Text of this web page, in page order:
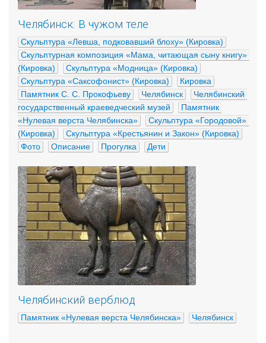
Челябинск. В чужом теле
Скульптура «Левша, подковавший блоху» (Кировка)
Скульптурная композиция «Мама, читающая сыну книгу»
(Кировка)
Скульптура «Модница» (Кировка)
Скульптура «Саксофонист» (Кировка)
Кировка
Памятник С. С. Прокофьеву
Челябинск
Челябинский
государственный краеведческий музей
Памятник
«Нулевая верста Челябинска»
Скульптура «Городовой»
(Кировка)
Скульптура «Крестьянин и Закон» (Кировка)
Фото
Описание Прогулка Дети
Челябинский верблюд
Памятник «Нулевая верста Челябинска» Челябинск